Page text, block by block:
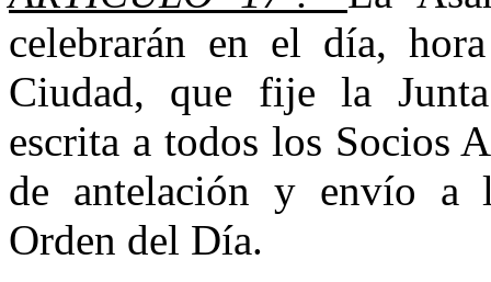
celebrarán en el día,
Ciudad, que fije la
escrita a todos los Socios
de antelación y envío a
Orden del Día.